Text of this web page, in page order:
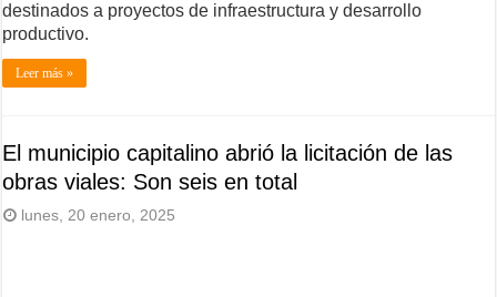
destinados a proyectos de infraestructura y desarrollo
productivo.
Leer más »
El municipio capitalino abrió la licitación de las
obras viales: Son seis en total
lunes, 20 enero, 2025